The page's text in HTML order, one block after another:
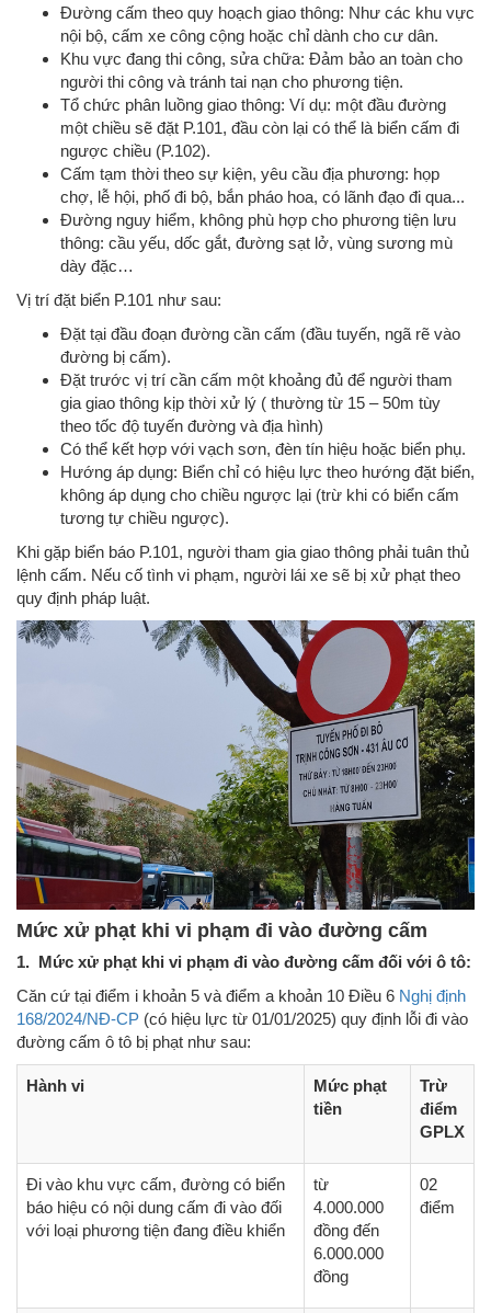
Đường cấm theo quy hoạch giao thông: Như các khu vực
nội bộ, cấm xe công cộng hoặc chỉ dành cho cư dân.
Khu vực đang thi công, sửa chữa: Đảm bảo an toàn cho
người thi công và tránh tai nạn cho phương tiện.
Tổ chức phân luồng giao thông: Ví dụ: một đầu đường
một chiều sẽ đặt P.101, đầu còn lại có thể là biển cấm đi
ngược chiều (P.102).
Cấm tạm thời theo sự kiện, yêu cầu địa phương: họp
chợ, lễ hội, phố đi bộ, bắn pháo hoa, có lãnh đạo đi qua...
Đường nguy hiểm, không phù hợp cho phương tiện lưu
thông: cầu yếu, dốc gắt, đường sạt lở, vùng sương mù
dày đặc…
Vị trí đặt biển P.101 như sau:
Đặt tại đầu đoạn đường cần cấm (đầu tuyến, ngã rẽ vào
đường bị cấm).
Đặt trước vị trí cần cấm một khoảng đủ để người tham
gia giao thông kịp thời xử lý ( thường từ 15 – 50m tùy
theo tốc độ tuyến đường và địa hình)
Có thể kết hợp với vạch sơn, đèn tín hiệu hoặc biển phụ.
Hướng áp dụng: Biển chỉ có hiệu lực theo hướng đặt biển,
không áp dụng cho chiều ngược lại (trừ khi có biển cấm
tương tự chiều ngược).
Khi gặp biển báo P.101, người tham gia giao thông phải tuân thủ
lệnh cấm. Nếu cố tình vi phạm, người lái xe sẽ bị xử phạt theo
quy định pháp luật.
Mức xử phạt khi vi phạm đi vào đường cấm
1. Mức xử phạt khi vi phạm đi vào đường cấm đối với ô tô:
Căn cứ tại điểm i khoản 5 và điểm a khoản 10 Điều 6 Nghị định
168/2024/NĐ-CP (có hiệu lực từ 01/01/2025) quy định lỗi đi vào
đường cấm ô tô bị phạt như sau:
Hành vi
Mức phạt
tiền
Trừ
điểm
GPLX
Đi vào khu vực cấm, đường có biển
báo hiệu có nội dung cấm đi vào đối
với loại phương tiện đang điều khiển
từ
4.000.000
đồng đến
6.000.000
đồng
02
điểm